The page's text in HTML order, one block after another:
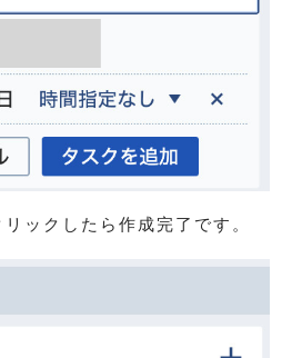
ックしたら作成完了です。